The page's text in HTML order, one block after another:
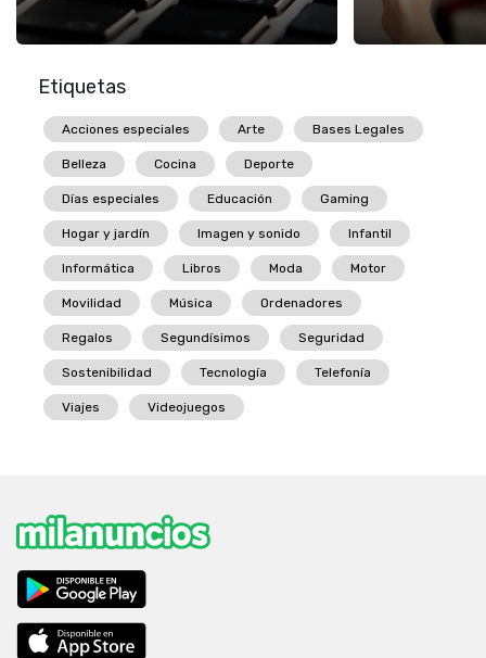
Etiquetas
Acciones especiales Arte Bases Legales
Belleza Cocina Deporte
Días especiales Educación Gaming
Hogar y jardín Imagen y sonido Infantil
Informática Libros Moda Motor
Movilidad Música Ordenadores
Regalos Segundísimos Seguridad
Sostenibilidad Tecnología Telefonía
Viajes Videojuegos